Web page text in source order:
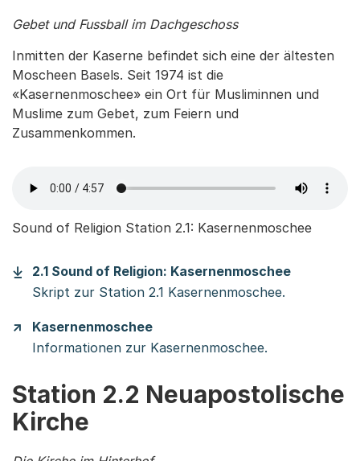
Gebet und Fussball im Dachgeschoss
Inmitten der Kaserne befindet sich eine der ältesten
Moscheen Basels. Seit 1974 ist die
«Kasernenmoschee» ein Ort für Musliminnen und
Muslime zum Gebet, zum Feiern und
Zusammenkommen.
Sound of Religion Station 2.1: Kasernenmoschee
2.1 Sound of Religion: Kasernenmoschee(Startet
Skript zur Station 2.1 Kasernenmoschee.
Kasernenmoschee
Informationen zur Kasernenmoschee.
Station 2.2 Neuapostolische
Kirche